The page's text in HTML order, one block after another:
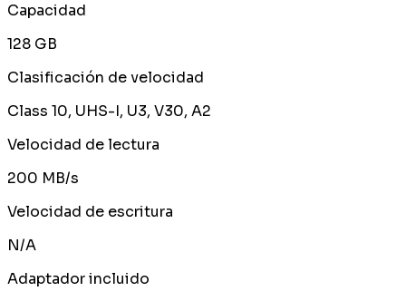
Capacidad
128 GB
Clasificación de velocidad
Class 10, UHS-I, U3, V30, A2
Velocidad de lectura
200 MB/s
Velocidad de escritura
N/A
Adaptador incluido